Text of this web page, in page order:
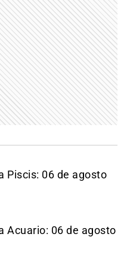
Piscis: 06 de agosto
Acuario: 06 de agosto